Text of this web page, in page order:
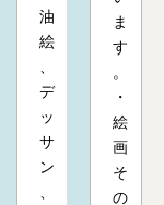
油
絵
デ
ッ
サ
ン
ま
す
。
・
絵
画
そ
の